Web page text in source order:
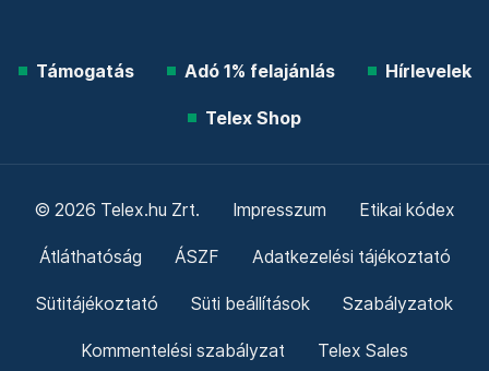
Támogatás Adó 1% felajánlás Hírlevelek
Telex Shop
© 2026 Telex.hu Zrt. Impresszum Etikai kódex
Átláthatóság ÁSZF Adatkezelési tájékoztató
Sütitájékoztató Süti beállítások Szabályzatok
Kommentelési szabályzat Telex Sales